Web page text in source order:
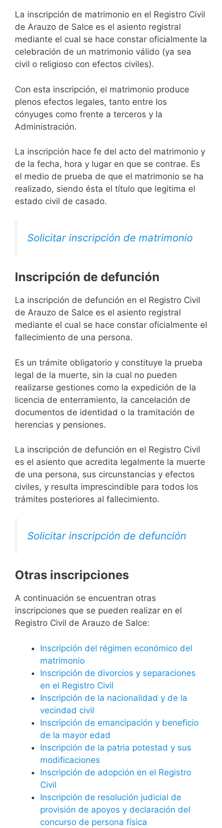
La inscripción de matrimonio en el Registro Civil
de Arauzo de Salce es el asiento registral
mediante el cual se hace constar oficialmente la
celebración de un matrimonio válido (ya sea
civil o religioso con efectos civiles).
Con esta inscripción, el matrimonio produce
plenos efectos legales, tanto entre los
cónyuges como frente a terceros y la
Administración.
La inscripción hace fe del acto del matrimonio y
de la fecha, hora y lugar en que se contrae. Es
el medio de prueba de que el matrimonio se ha
realizado, siendo ésta el título que legitima el
estado civil de casado.
Solicitar inscripción de matrimonio
Inscripción de defunción
La inscripción de defunción en el Registro Civil
de Arauzo de Salce es el asiento registral
mediante el cual se hace constar oficialmente el
fallecimiento de una persona.
Es un trámite obligatorio y constituye la prueba
legal de la muerte, sin la cual no pueden
realizarse gestiones como la expedición de la
licencia de enterramiento, la cancelación de
documentos de identidad o la tramitación de
herencias y pensiones.
La inscripción de defunción en el Registro Civil
es el asiento que acredita legalmente la muerte
de una persona, sus circunstancias y efectos
civiles, y resulta imprescindible para todos los
trámites posteriores al fallecimiento.
Solicitar inscripción de defunción
Otras inscripciones
A continuación se encuentran otras
inscripciones que se pueden realizar en el
Registro Civil de Arauzo de Salce:
Inscripción del régimen económico del
matrimonio
Inscripción de divorcios y separaciones
en el Registro Civil
Inscripción de la nacionalidad y de la
vecindad civil
Inscripción de emancipación y beneficio
de la mayor edad
Inscripción de la patria potestad y sus
modificaciones
Inscripción de adopción en el Registro
Civil
Inscripción de resolución judicial de
provisión de apoyos y declaración del
concurso de persona física